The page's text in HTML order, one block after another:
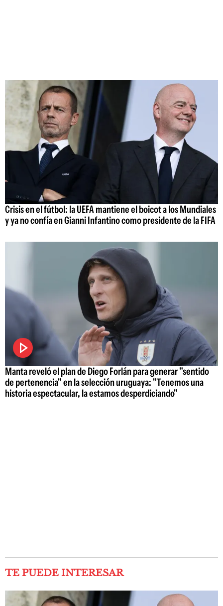
Crisis en el fútbol: la UEFA mantiene el boicot a los Mundiales
y ya no confía en Gianni Infantino como presidente de la FIFA
Manta reveló el plan de Diego Forlán para generar "sentido
de pertenencia" en la selección uruguaya: "Tenemos una
historia espectacular, la estamos desperdiciando"
TE PUEDE INTERESAR